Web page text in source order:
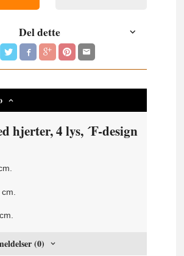
Del dette
hjerter, 4 lys, ´F-design
(0)